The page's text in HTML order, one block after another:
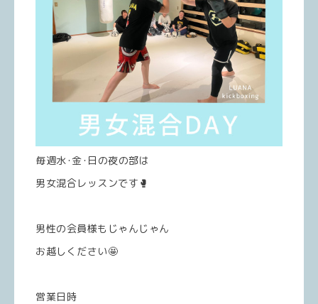
毎週水･金･日の夜の部は
男女混合レッスンです🥊
男性の会員様もじゃんじゃん
お越しください🤩
営業日時